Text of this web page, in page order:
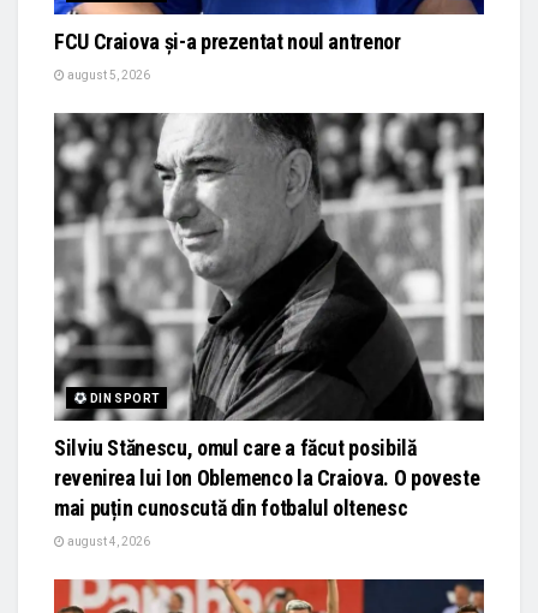
FCU Craiova și-a prezentat noul antrenor
august 5, 2026
DIN SPORT
Silviu Stănescu, omul care a făcut posibilă
revenirea lui Ion Oblemenco la Craiova. O poveste
mai puțin cunoscută din fotbalul oltenesc
august 4, 2026